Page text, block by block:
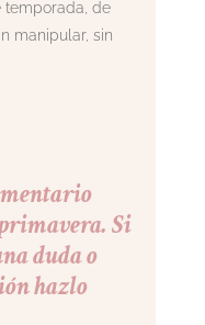
temporada, de
manipular, sin
Si
duda o
hazlo